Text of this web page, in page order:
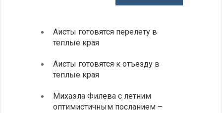
Аисты готовятся перелету в
теплые края
Аисты готовятся к отъезду в
теплые края
Михаэла Филева с летним
оптимистичным посланием –